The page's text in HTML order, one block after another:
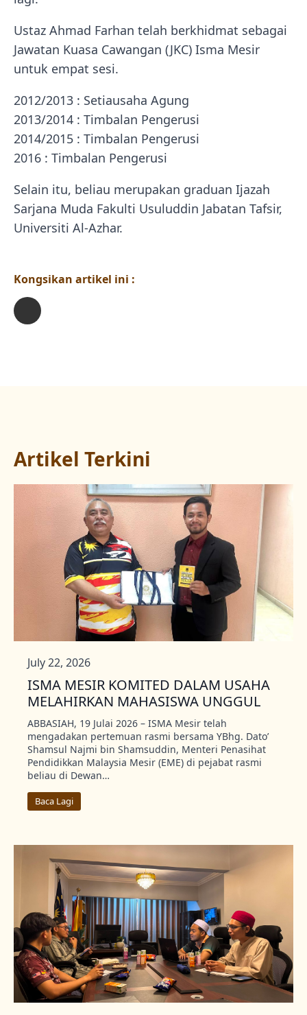
Ustaz Ahmad Farhan telah berkhidmat sebagai
Jawatan Kuasa Cawangan (JKC) Isma Mesir
untuk empat sesi.
2012/2013 : Setiausaha Agung
2013/2014 : Timbalan Pengerusi
2014/2015 : Timbalan Pengerusi
2016 : Timbalan Pengerusi
Selain itu, beliau merupakan graduan Ijazah
Sarjana Muda Fakulti Usuluddin Jabatan Tafsir,
Universiti Al-Azhar.
Kongsikan artikel ini :
Artikel Terkini
ISMA MESIR KOMITED DALAM USAHA
MELAHIRKAN MAHASISWA UNGGUL
July 22, 2026
ABBASIAH, 19 Julai 2026 – ISMA Mesir telah
mengadakan pertemuan rasmi bersama YBhg. Dato’
Shamsul Najmi bin Shamsuddin, Menteri Penasihat
Pendidikkan Malaysia Mesir (EME) di pejabat rasmi
beliau di Dewan…
Baca Lagi